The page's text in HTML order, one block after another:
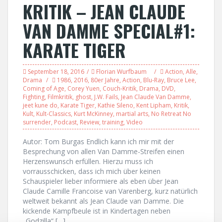
KRITIK – JEAN CLAUDE
VAN DAMME SPECIAL#1:
KARATE TIGER
September 18, 2016 Florian Wurfbaum Action, Alle,
Drama
1986, 2016, 80er Jahre, Action, Blu-Ray, Bruce Lee,
Coming of Age, Corey Yuen, Couch-Kritik, Drama, DVD,
Fighting, Filmkritik, ghost, J.W. Fails, Jean Claude Van Damme,
jeet kune do, Karate Tiger, Kathie Sileno, Kent Lipham, Kritik,
Kult, Kult-Classics, Kurt McKinney, martial arts, No Retreat No
surrender, Podcast, Review, training, Video
Autor: Tom Burgas Endlich kann ich mir mit der
Besprechung von allen Van Damme-Streifen einen
Herzenswunsch erfüllen. Hierzu muss ich
vorrausschicken, dass ich mich über keinen
Schauspieler lieber informiere als eben über Jean
Claude Camille Francoise van Varenberg, kurz natürlich
weltweit bekannt als Jean Claude van Damme. Die
kickende Kampfbeule ist in Kindertagen neben